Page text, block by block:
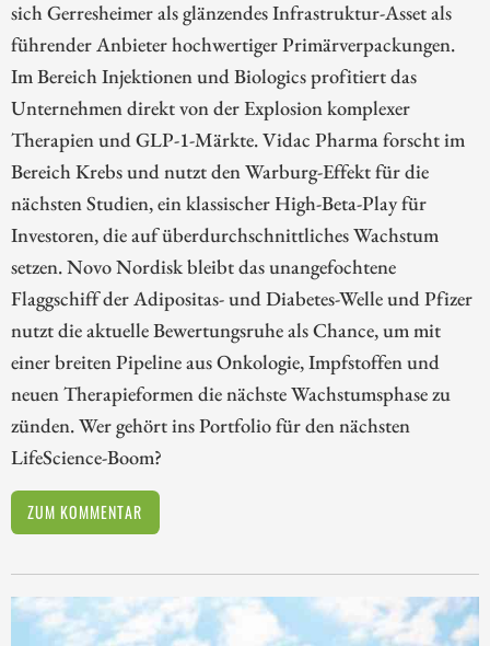
sich Gerresheimer als glänzendes Infrastruktur-Asset als
führender Anbieter hochwertiger Primärverpackungen.
Im Bereich Injektionen und Biologics profitiert das
Unternehmen direkt von der Explosion komplexer
Therapien und GLP-1-Märkte. Vidac Pharma forscht im
Bereich Krebs und nutzt den Warburg-Effekt für die
nächsten Studien, ein klassischer High-Beta-Play für
Investoren, die auf überdurchschnittliches Wachstum
setzen. Novo Nordisk bleibt das unangefochtene
Flaggschiff der Adipositas- und Diabetes-Welle und Pfizer
nutzt die aktuelle Bewertungsruhe als Chance, um mit
einer breiten Pipeline aus Onkologie, Impfstoffen und
neuen Therapieformen die nächste Wachstumsphase zu
zünden. Wer gehört ins Portfolio für den nächsten
LifeScience-Boom?
ZUM KOMMENTAR